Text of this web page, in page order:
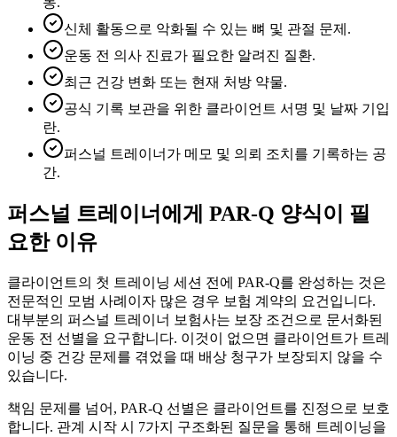
신체 활동으로 악화될 수 있는 뼈 및 관절 문제.
운동 전 의사 진료가 필요한 알려진 질환.
최근 건강 변화 또는 현재 처방 약물.
공식 기록 보관을 위한 클라이언트 서명 및 날짜 기입
란.
퍼스널 트레이너가 메모 및 의뢰 조치를 기록하는 공
간.
퍼스널 트레이너에게 PAR-Q 양식이 필
요한 이유
클라이언트의 첫 트레이닝 세션 전에 PAR-Q를 완성하는 것은
전문적인 모범 사례이자 많은 경우 보험 계약의 요건입니다.
대부분의 퍼스널 트레이너 보험사는 보장 조건으로 문서화된
운동 전 선별을 요구합니다. 이것이 없으면 클라이언트가 트레
이닝 중 건강 문제를 겪었을 때 배상 청구가 보장되지 않을 수
있습니다.
책임 문제를 넘어, PAR-Q 선별은 클라이언트를 진정으로 보호
합니다. 관계 시작 시 7가지 구조화된 질문을 통해 트레이닝을